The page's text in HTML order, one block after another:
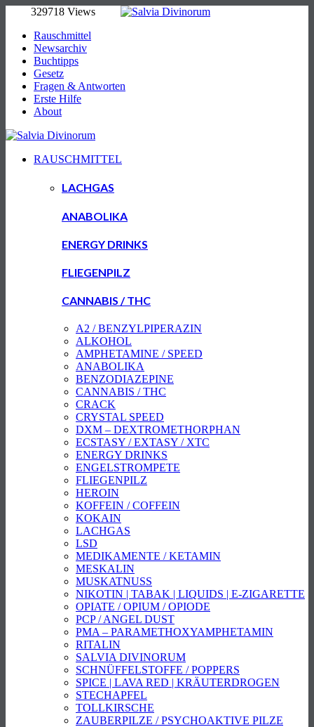
329718 Views
Rauschmittel
Newsarchiv
Buchtipps
Gesetz
Fragen & Antworten
Erste Hilfe
About
RAUSCHMITTEL
LACHGAS
ANABOLIKA
ENERGY DRINKS
FLIEGENPILZ
CANNABIS / THC
A2 / BENZYLPIPERAZIN
ALKOHOL
AMPHETAMINE / SPEED
ANABOLIKA
BENZODIAZEPINE
CANNABIS / THC
CRACK
CRYSTAL SPEED
DXM – DEXTROMETHORPHAN
ECSTASY / EXTASY / XTC
ENERGY DRINKS
ENGELSTROMPETE
FLIEGENPILZ
HEROIN
KOFFEIN / COFFEIN
KOKAIN
LACHGAS
LSD
MEDIKAMENTE / KETAMIN
MESKALIN
MUSKATNUSS
NIKOTIN | TABAK | LIQUIDS | E-ZIGARETTE
OPIATE / OPIUM / OPIODE
PCP / ANGEL DUST
PMA – PARAMETHOXYAMPHETAMIN
RITALIN
SALVIA DIVINORUM
SCHNÜFFELSTOFFE / POPPERS
SPICE | LAVA RED | KRÄUTERDROGEN
STECHAPFEL
TOLLKIRSCHE
ZAUBERPILZE / PSYCHOAKTIVE PILZE